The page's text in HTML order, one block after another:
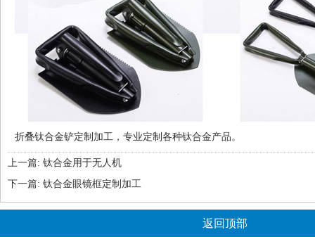
折叠钛合金铲定制加工，专业定制各种钛合金产品。
上一篇: 钛合金用于无人机
下一篇: 钛合金眼镜框定制加工
返回顶部